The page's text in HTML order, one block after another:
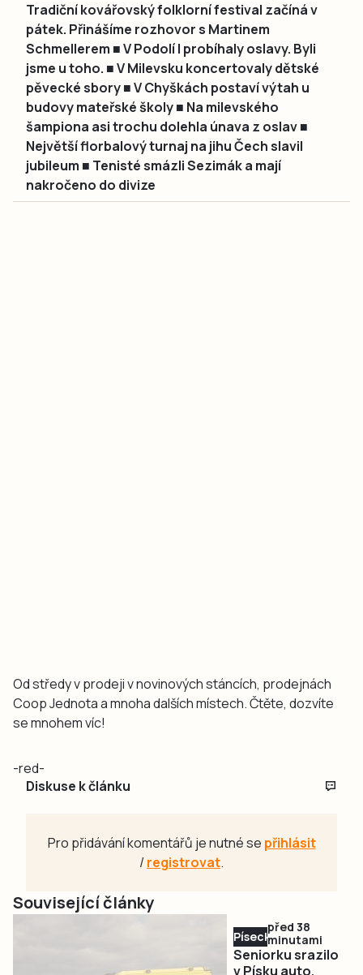
Tradiční kovářovský folklorní festival začíná v
pátek. Přinášíme rozhovor s Martinem
Schmellerem ■ V Podolí I probíhaly oslavy. Byli
jsme u toho. ■ V Milevsku koncertovaly dětské
pěvecké sbory ■ V Chyškách postaví výtah u
budovy mateřské školy ■ Na milevského
šampiona asi trochu dolehla únava z oslav ■
Největší florbalový turnaj na jihu Čech slavil
jubileum ■ Tenisté smázli Sezimák a mají
nakročeno do divize
Od středy v prodeji v novinových stáncích, prodejnách
Coop Jednota a mnoha dalších místech. Čtěte, dozvíte
se mnohem víc!
-red-
Diskuse k článku
Pro přidávání komentářů je nutné se přihlásit
/registrovat.
Související články
Písecko
před 38
minutami
Seniorku srazilo
v Písku auto,